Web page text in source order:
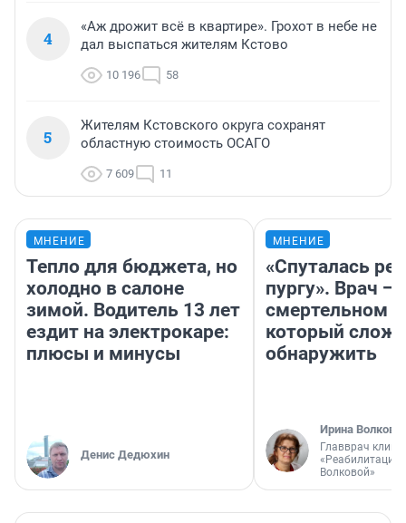
4
«Аж дрожит всё в квартире». Грохот в небе не
дал выспаться жителям Кстово
10 196 58
5
Жителям Кстовского округа сохранят
областную стоимость ОСАГО
7 609 11
МНЕНИЕ
Тепло для бюджета, но
холодно в салоне
зимой. Водитель 13 лет
ездит на электрокаре:
плюсы и минусы
Денис Дедюхин
МНЕНИЕ
«Спуталась
пургу». Врач —
смертельном
который
обнаружить
Ирина Волкова
Главврач
«Реабилитация
Волковой»